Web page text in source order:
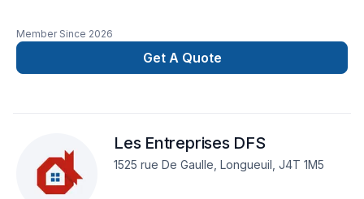
Member Since 2026
Get A Quote
Les Entreprises DFS
1525 rue De Gaulle, Longueuil, J4T 1M5